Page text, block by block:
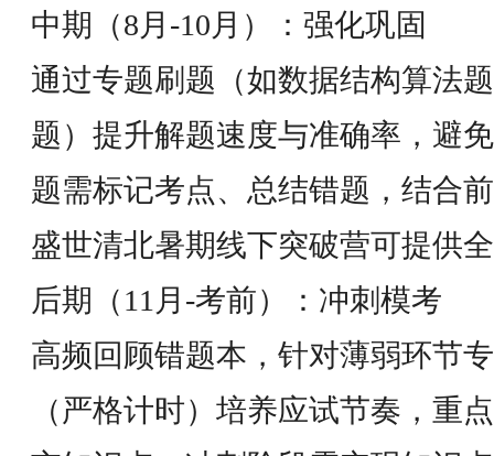
中期（8月-10月）：强化巩固
通过专题刷题（如数据结构算法
题）提升解题速度与准确率，避
题需标记考点、总结错题，结合
盛世清北暑期线下突破营可提供
后期（11月-考前）：冲刺模考
高频回顾错题本，针对薄弱环节
（严格计时）培养应试节奏，重